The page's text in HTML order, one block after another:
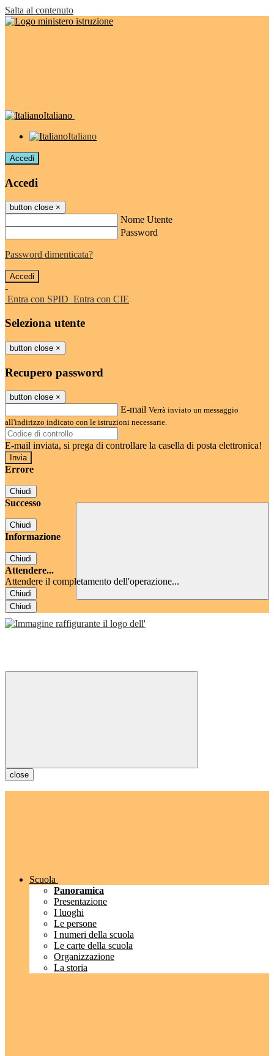
Salta al contenuto
Italiano
Italiano
Accedi
Accedi
button close ×
Nome Utente
Password
Password dimenticata?
-
Entra con SPID Entra con CIE
Seleziona utente
button close ×
Recupero password
button close ×
E-mail Verrà inviato un messaggio
all'indirizzo indicato con le istruzioni necessarie.
E-mail inviata, si prega di controllare la casella di posta elettronica!
Errore
Chiudi
Successo
Chiudi
Informazione
Chiudi
Attendere...
Attendere il completamento dell'operazione...
Chiudi
Chiudi
close
Scuola
Panoramica
Presentazione
I luoghi
Le persone
I numeri della scuola
Le carte della scuola
Organizzazione
La storia